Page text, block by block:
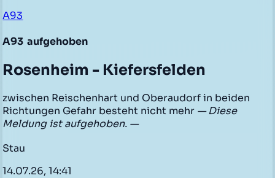
A93
A93 aufgehoben
Rosenheim - Kiefersfelden
zwischen Reischenhart und Oberaudorf in beiden
Richtungen Gefahr besteht nicht mehr — Diese
Meldung ist aufgehoben. —
Stau
14.07.26, 14:41